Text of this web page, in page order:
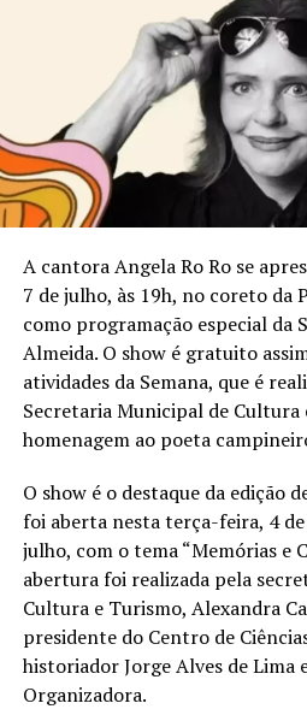
A cantora Angela Ro Ro se
7 de julho, às 19h, no coreto da
como programação especial da
Almeida. O show é gratuito
atividades da Semana, que é
Secretaria Municipal de Cultura
homenagem ao poeta
O show é o destaque da edição
foi aberta nesta terça-feira, 4
julho, com o tema “Memórias e
abertura foi realizada pela
Cultura e Turismo, Alexandra
presidente do Centro de
historiador Jorge Alves de Lima
Organizadora.